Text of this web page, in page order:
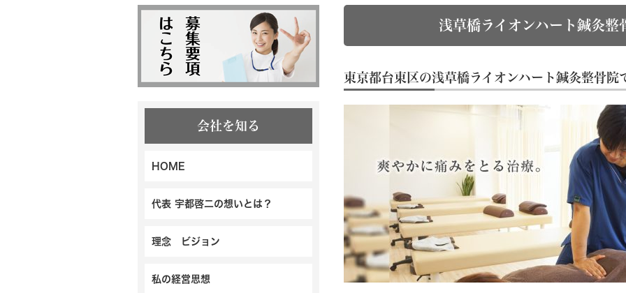
浅草橋ライオンハート鍼灸整
東京都台東区の浅草橋ライオンハート鍼灸整骨院
会社を知る
HOME
代表 宇都啓二の想いとは？
理念 ビジョン
私の経営思想